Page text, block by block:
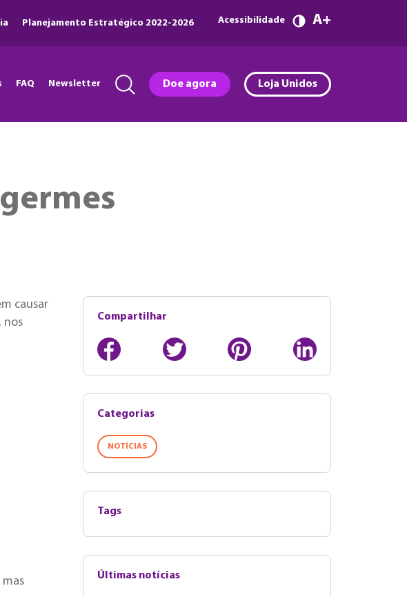
Planejamento Estratégico 2022-2026 Acessibilidade A
FAQ Newsletter Doe agora Loja Unidos
causar
nos
mas
Compartilhar
Categorias
NOTÍCIAS
Tags
Últimas notícias